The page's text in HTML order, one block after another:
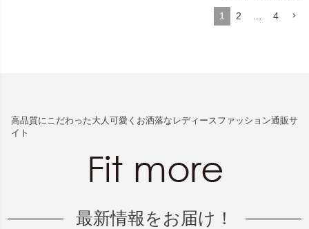
1 2 4
高品質にこだわった大人可愛くお洒落なレディースファッション通販サ
イト
最新情報をお届け！